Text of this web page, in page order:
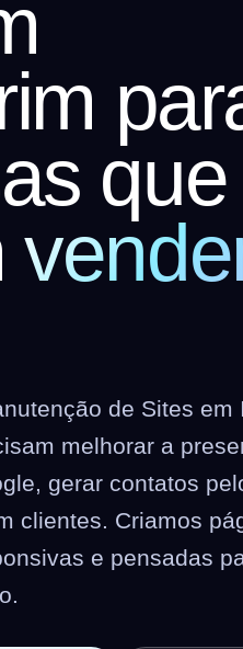
que
de Sites em
melhorar a
gerar contatos
clientes. Criamos
e pensadas